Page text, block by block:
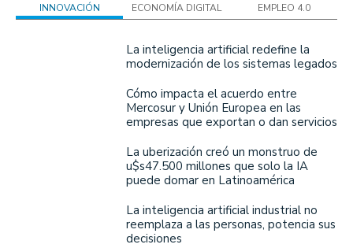
INNOVACIÓN ECONOMÍA DIGITAL EMPLEO 4.0
La inteligencia artificial redefine la
modernización de los sistemas legados
Cómo impacta el acuerdo entre
Mercosur y Unión Europea en las
empresas que exportan o dan servicios
La uberización creó un monstruo de
u$s47.500 millones que solo la IA
puede domar en Latinoamérica
La inteligencia artificial industrial no
reemplaza a las personas, potencia sus
decisiones